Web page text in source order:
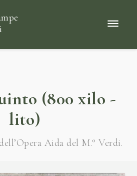
(800 xilo -
lito)
Aida del M.° Verdi.